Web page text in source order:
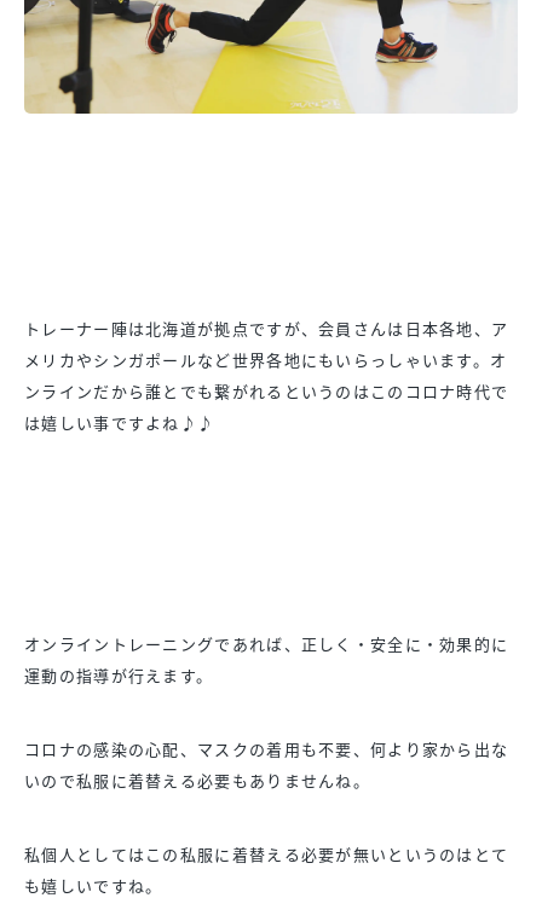
トレーナー陣は北海道が拠点ですが、会員さんは日本各地、ア
メリカやシンガポールなど世界各地にもいらっしゃいます。オ
ンラインだから誰とでも繋がれるというのはこのコロナ時代で
は嬉しい事ですよね♪♪
オンライントレーニングであれば、正しく・安全に・効果的に
運動の指導が行えます。
コロナの感染の心配、マスクの着用も不要、何より家から出な
いので私服に着替える必要もありませんね。
私個人としてはこの私服に着替える必要が無いというのはとて
も嬉しいですね。